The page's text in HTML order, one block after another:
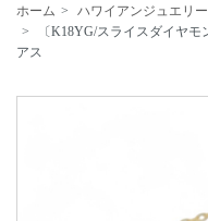
ホーム ハワイアンジュエリー
〔K18YG/スライスダイヤ
アス